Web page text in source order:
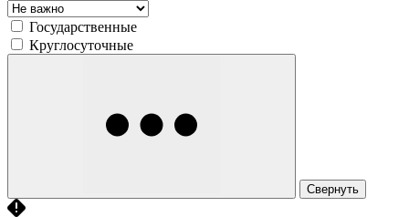
Государственные
Круглосуточные
Свернуть